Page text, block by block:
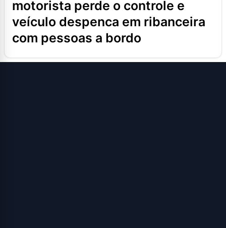
motorista perde o controle e
veículo despenca em ribanceira
com pessoas a bordo